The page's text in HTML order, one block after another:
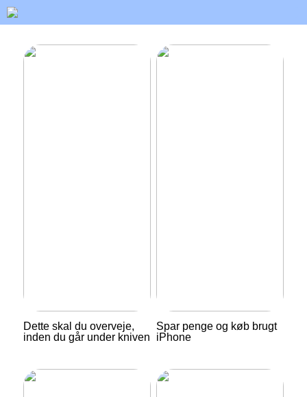
Dette skal du overveje,
inden du går under kniven
Spar penge og køb brugt
iPhone